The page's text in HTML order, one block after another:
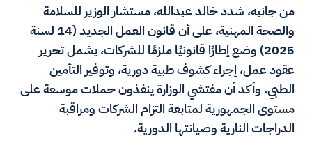
من جانبه، شدد خالد عبدالله، مستشار الوزير للسلامة
والصحة المهنية، على أن قانون العمل الجديد (14 لسنة
2025) وضع إطارًا قانونيًا ملزمًا للشركات، يشمل تحرير
عقود عمل، إجراء كشوف طبية دورية، وتوفير التأمين
الطبي. وأكد أن مفتشي الوزارة ينفذون حملات موسعة على
مستوى الجمهورية لمتابعة التزام الشركات ومراقبة
الدراجات النارية وصيانتها الدورية.